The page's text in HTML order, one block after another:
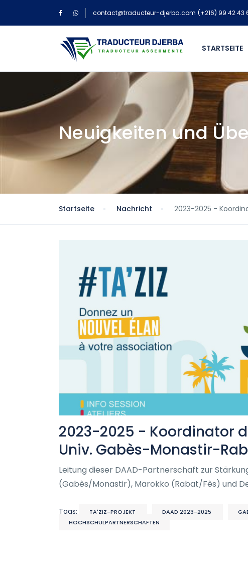
contact@traducteur-djerba.com (+216) 99 42 43
STARTSEITE
Neuigkeiten und
Startseite Nachricht 2023-2025 -
2023-2025 - Koordinator
Univ. Gabès-Monastir-
Leitung dieser DAAD-Partnerschaft zur
(Gabès/Monastir), Marokko (Rabat/Fès) und
Tags: TA'ZIZ-PROJEKT DAAD 2023-2025
HOCHSCHULPARTNERSCHAFTEN